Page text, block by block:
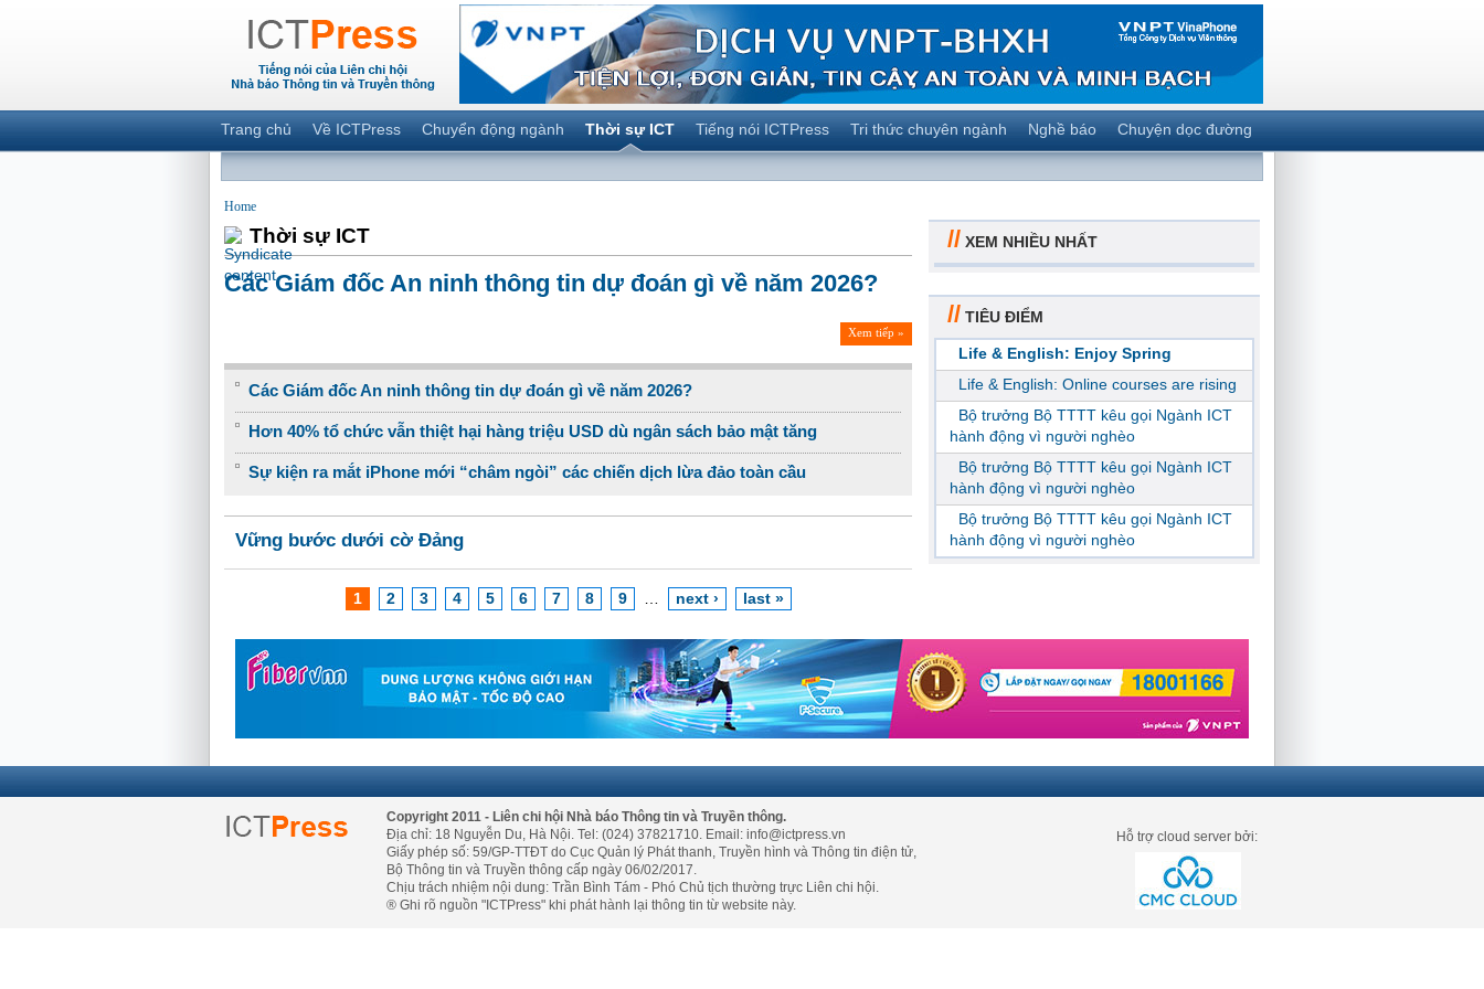
Trang chủ Về ICTPress Chuyển động ngành Thời sự ICT Tiếng nói ICTPress Tri thức chuyên ngành Nghề báo Chuyện dọc đường
Home
Thời sự ICT
Các Giám đốc An ninh thông tin dự đoán gì về năm 2026?
Xem tiếp »
Các Giám đốc An ninh thông tin dự đoán gì về năm 2026?
Hơn 40% tổ chức vẫn thiệt hại hàng triệu USD dù ngân sách bảo mật tăng
Sự kiện ra mắt iPhone mới “châm ngòi” các chiến dịch lừa đảo toàn cầu
Vững bước dưới cờ Đảng
1 2 3 4 5 6 7 8 9 next › last »
// XEM NHIỀU NHẤT
// TIÊU ĐIỂM
Life & English: Enjoy Spring
Life & English: Online courses are rising
Bộ trưởng Bộ TTTT kêu gọi Ngành ICT
hành động vì người nghèo
Bộ trưởng Bộ TTTT kêu gọi Ngành ICT
hành động vì người nghèo
Bộ trưởng Bộ TTTT kêu gọi Ngành ICT
hành động vì người nghèo
Copyright 2011 - Liên chi hội Nhà báo Thông tin và Truyền thông.
Địa chỉ: 18 Nguyễn Du, Hà Nội. Tel: (024) 37821710. Email: info@ictpress.vn
Giấy phép số: 59/GP-TTĐT do Cục Quản lý Phát thanh, Truyền hình và Thông tin điện tử,
Bộ Thông tin và Truyền thông cấp ngày 06/02/2017.
Chịu trách nhiệm nội dung: Trần Bình Tám - Phó Chủ tịch thường trực Liên chi hội.
® Ghi rõ nguồn "ICTPress" khi phát hành lại thông tin từ website này.
Hỗ trợ cloud server bởi: